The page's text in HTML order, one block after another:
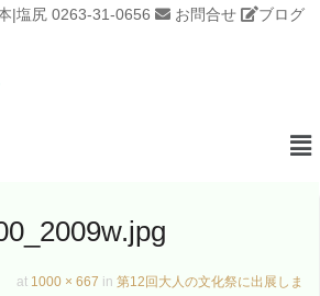
|塩尻 0263-31-0656 お問合せ
ブログ
at 1000 × 667 in 第12回大人の文化祭に出展しま